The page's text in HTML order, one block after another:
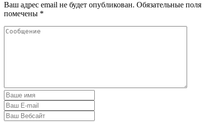
Ваш адрес email не будет опубликован. Обязательные поля
помечены *